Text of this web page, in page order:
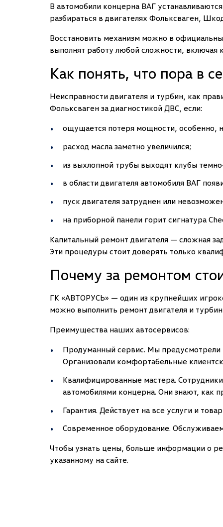
В автомобили концерна ВАГ
разбираться в двигателях Фольксваген,
Восстановить механизм можно в
выполнят работу любой сложности, включая
Как понять, что пора в
Неисправности двигателя и турбин, как
Фольксваген за диагностикой ДВС, если:
ощущается потеря мощности, особенно,
расход масла заметно увеличился;
из выхлопной трубы выходят клубы
в области двигателя автомобиля ВАГ
пуск двигателя затруднен или
на приборной панели горит сигнатура
Капитальный ремонт двигателя — сложная
Эти процедуры стоит доверять только
Почему за ремонтом
ГК «АВТОРУСЬ» — один из крупнейших
можно выполнить ремонт двигателя и
Преимущества наших автосервисов:
Продуманный сервис. Мы предусмотрели
Организовали комфортабельные
Квалифицированные мастера.
автомобилями концерна. Они знают, как
Гарантия. Действует на все услуги и
Современное оборудование.
Чтобы узнать цены, больше информации о
указанному на сайте.